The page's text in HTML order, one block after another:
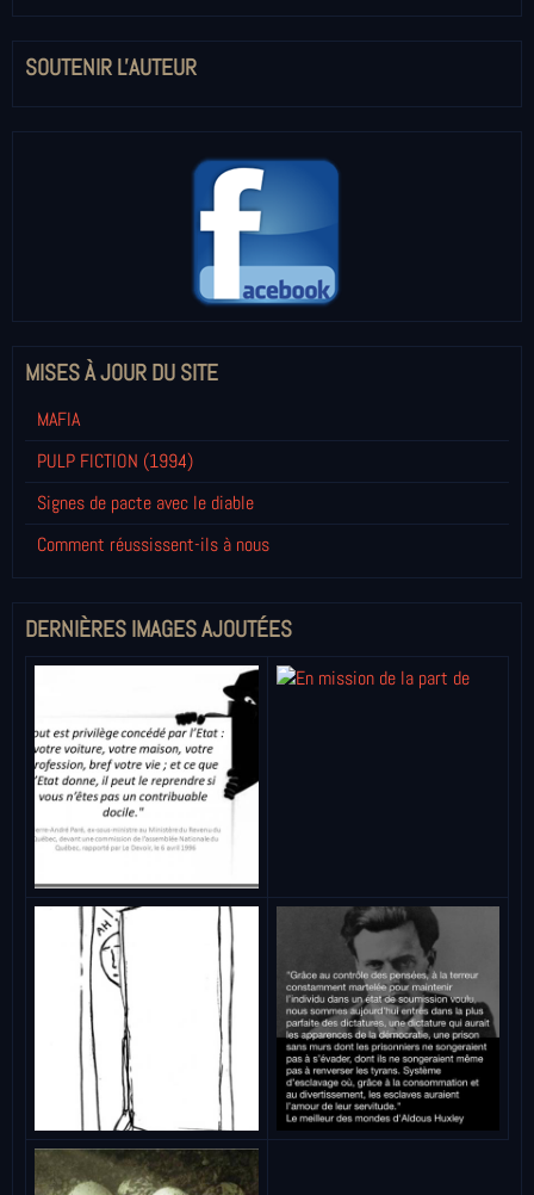
SOUTENIR L'AUTEUR
MISES À JOUR DU SITE
MAFIA
PULP FICTION (1994)
Signes de pacte avec le diable
Comment réussissent-ils à nous
DERNIÈRES IMAGES AJOUTÉES